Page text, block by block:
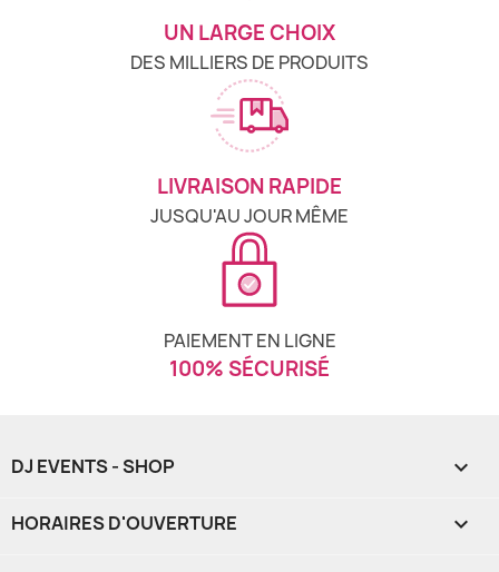
UN LARGE CHOIX
DES MILLIERS DE PRODUITS
LIVRAISON RAPIDE
JUSQU'AU JOUR MÊME
PAIEMENT EN LIGNE
100% SÉCURISÉ
DJ EVENTS - SHOP 
HORAIRES D'OUVERTURE 